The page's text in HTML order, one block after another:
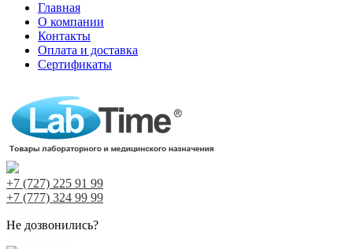
Главная
О компании
Контакты
Оплата и доставка
Сертификаты
+7 (727) 225 91 99
+7 (777) 324 99 99
Не дозвонились?